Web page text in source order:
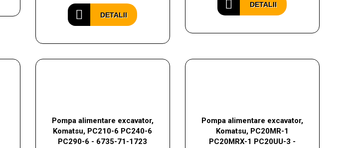
DETALII
DETALII
Pompa alimentare excavator,
Komatsu, PC210-6 PC240-6
PC290-6 - 6735-71-1723
Pompa alimentare excavator,
Komatsu, PC20MR-1
PC20MRX-1 PC20UU-3 -